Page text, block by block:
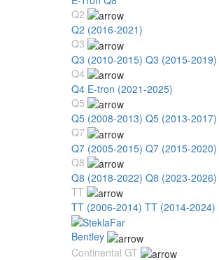
Q2
Q2 (2016-2021)
Q3
Q3 (2010-2015) Q3 (2015-2019)
Q4
Q4 E-tron (2021-2025)
Q5
Q5 (2008-2013) Q5 (2013-2017)
Q7
Q7 (2005-2015) Q7 (2015-2020)
Q8
Q8 (2018-2022) Q8 (2023-2026)
TT
TT (2006-2014) TT (2014-2024)
Bentley
Continental GT